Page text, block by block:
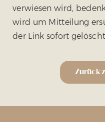
verwiesen wird,
wird um Mitteilung
der Link sofort
Zurück